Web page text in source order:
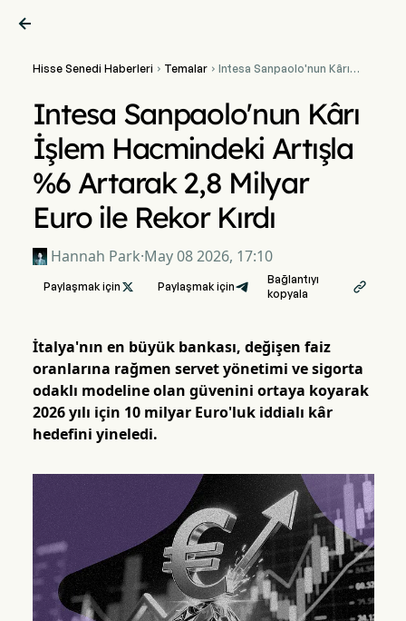

Hisse Senedi Haberleri  Temalar Intesa Sanpaolo'nun Kârı
ile Rekor Kırdı
Intesa Sanpaolo'nun Kârı
İşlem Hacmindeki Artışla
%6 Artarak 2,8 Milyar
Euro ile Rekor Kırdı
Hannah Park·May 08 2026, 17:10
Paylaşmak için  Paylaşmak için
Bağlantıyı
kopyala

İtalya'nın en büyük bankası, değişen faiz
oranlarına rağmen servet yönetimi ve sigorta
odaklı modeline olan güvenini ortaya koyarak
2026 yılı için 10 milyar Euro'luk iddialı kâr
hedefini yineledi.